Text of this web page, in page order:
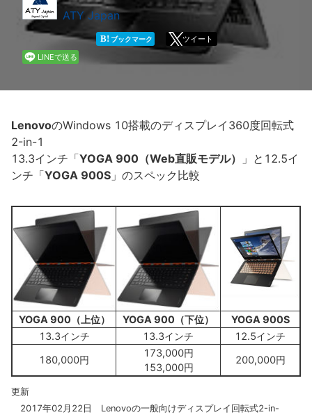
ATY Japan
B! ブックマーク
ツイート
LINEで送る
LenovoのWindows 10搭載のディスプレイ360度回転式
2-in-1
13.3インチ「YOGA 900（Web直販モデル）
」と12.5イ
ンチ「YOGA 900S 」のスペック比較
YOGA 900（上位） YOGA 900（下位）
YOGA 900S
13.3インチ
13.3インチ
12.5インチ
180,000円
173,000円
153,000円
200,000円
更新
2017年02月22日 Lenovoの一般向けディスプレイ回転式2-in-